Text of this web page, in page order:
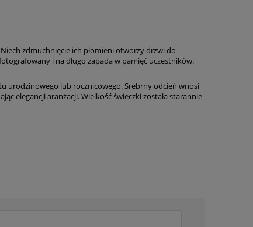
zdmuchnięcie ich płomieni otworzy drzwi do
i na długo zapada w pamięć uczestników.
urodzinowego lub rocznicowego. Srebrny odcień wnosi
elegancji aranżacji. Wielkość świeczki została starannie